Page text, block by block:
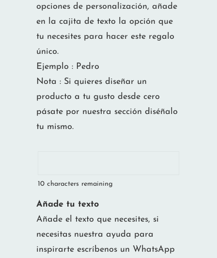
opciones de personalización, añade
en la cajita de texto la opción que
tu necesites para hacer este regalo
único.
Ejemplo : Pedro
Nota : Si quieres diseñar un
producto a tu gusto desde cero
pásate por nuestra sección diséñalo
tu mismo.
10 characters remaining
Añade tu texto
Añade el texto que necesites, si
necesitas nuestra ayuda para
inspirarte escríbenos un WhatsApp